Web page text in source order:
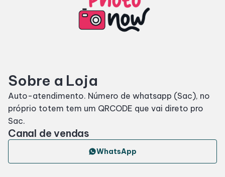
Fique por dentro
Eventos
Lojas e Restaurantes
Sobre a Loja
Auto-atendimento. Número de whatsapp (Sac), no
próprio totem tem um QRCODE que vai direto pro
Sac.
Canal de vendas
WhatsApp